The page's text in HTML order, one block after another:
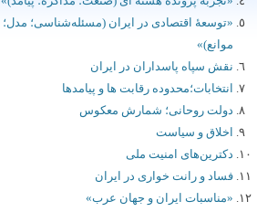
«توسعۀ اقتصادی در ایران (مسئله‌شناسی؛ مدل؛
موانع)»
نقش سپاه پاسداران در ایران
انتخابات؛محدوده رقابت ها و پيامدها
دولت روحانی؛ شمارش معکوس
اخلاق و سیاست
دکترین‌های امنیت ملی
فساد و رانت خواری در ایران
«مناسبات ایران و جهان عرب»